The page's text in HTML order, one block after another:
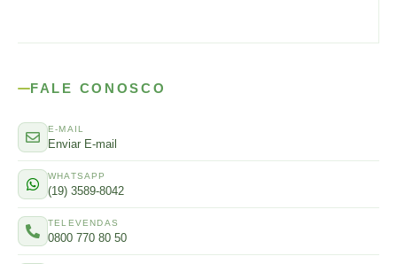
FALE CONOSCO
E-MAIL
Enviar E-mail
WHATSAPP
(19) 3589-8042
TELEVENDAS
0800 770 80 50